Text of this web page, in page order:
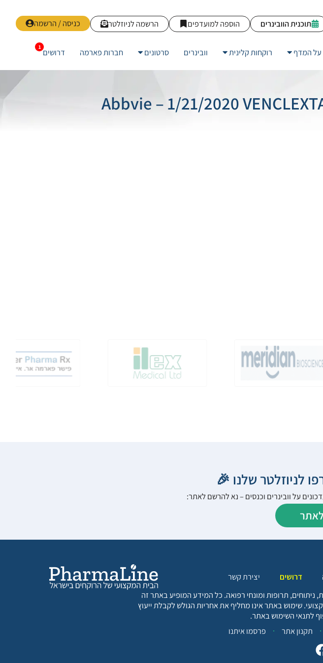
כניסה / הרשמה הרשמה לניוזלטר הוספה למועדפים תוכנית הוובינרים
המדף רוקחות קלינית וובינרים סרטונים חברות פארמה דרושים
Abbvie – 1/21/2020
לניוזלטר שלנו 🎉
על וובינרים וכנסים – נא להרשם לאתר:
דרושים
יצירת קשר
תרופות ומונחי רפואה. כל המידע המופיע באתר זה
שימוש באתר אינו מחליף את אחריות הגולש לקבלת ייעוץ
לתנאי השימוש באתר.
תקנון אתר פרסמו איתנו